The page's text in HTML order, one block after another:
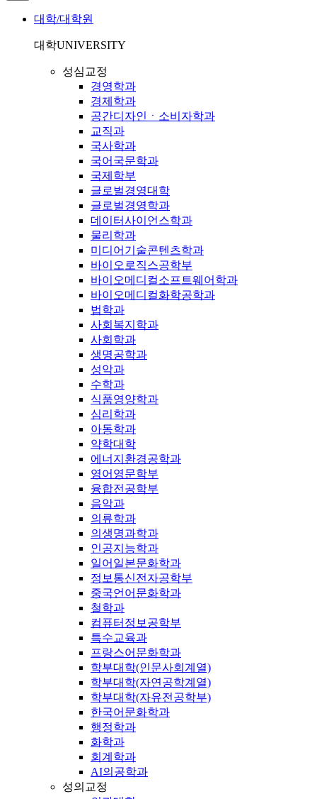
대학/대학원
대학UNIVERSITY
성심교정
경영학과
경제학과
공간디자인ㆍ소비자학과
교직과
국사학과
국어국문학과
국제학부
글로벌경영대학
글로벌경영학과
데이터사이언스학과
물리학과
미디어기술콘텐츠학과
바이오로직스공학부
바이오메디컬소프트웨어학과
바이오메디컬화학공학과
법학과
사회복지학과
사회학과
생명공학과
성악과
수학과
식품영양학과
심리학과
아동학과
약학대학
에너지환경공학과
영어영문학부
융합전공학부
음악과
의류학과
의생명과학과
인공지능학과
일어일본문화학과
정보통신전자공학부
중국언어문화학과
철학과
컴퓨터정보공학부
특수교육과
프랑스어문화학과
학부대학(인문사회계열)
학부대학(자연공학계열)
학부대학(자유전공학부)
한국어문화학과
행정학과
화학과
회계학과
AI의공학과
성의교정